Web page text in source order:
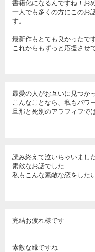
書籍化になるんですね！お
一人でも多くの方にこのお
す。
最新作もとても良かったです
これからもずっと応援させ
最愛の人がお互いに見つか
こんなことなら、私もパワ
旦那と死別のアラフィフで
読み終えて泣いちゃいまし
素敵なお話でした
私もこんな素敵な恋をした
完結お疲れ様です
素敵な縁ですね